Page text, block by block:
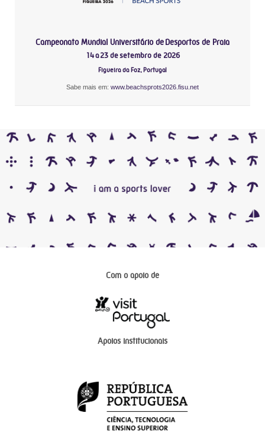
Campeonato Mundial Universitário de Desportos de Praia
14 a 23 de setembro de 2026
Figueira da Foz, Portugal
Sabe mais em: www.beachsprots2026.fisu.net
Com o apoio de
Apoios institucionais